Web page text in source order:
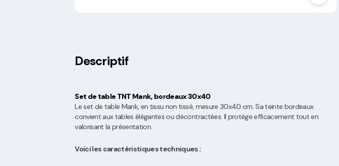
Descriptif
Set de table TNT Mank, bordeaux 30x40
Le set de table Mank, en tissu non tissé, mesure 30x40 cm. Sa teinte bordeaux
convient aux tables élégantes ou décontractées. Il protège efficacement tout en
valorisant la présentation.
Voici les caractéristiques techniques :